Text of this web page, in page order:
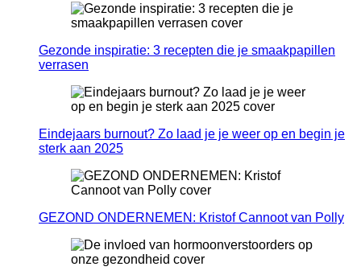
Gezonde inspiratie: 3 recepten die je smaakpapillen
verrasen
Eindejaars burnout? Zo laad je je weer op en begin je
sterk aan 2025
GEZOND ONDERNEMEN: Kristof Cannoot van Polly